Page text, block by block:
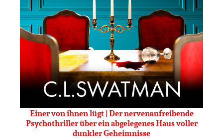
Einer von ihnen lügt | Der nervenaufreibende
Psychothriller über ein abgelegenes Haus voller
dunkler Geheimnisse